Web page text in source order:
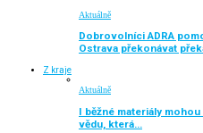
Aktuálně
Dobrovolníci ADRA
Ostrava překonávat
Z kraje
Aktuálně
I běžné materiály
vědu, která…